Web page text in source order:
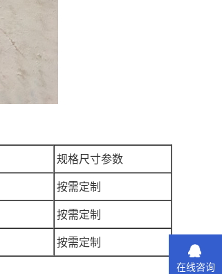
规格尺寸参数
按需定制
按需定制
按需定制
在线咨询